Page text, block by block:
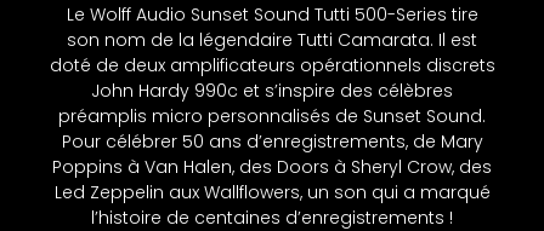
Le Wolff Audio Sunset Sound Tutti 500-Series tire
son nom de la légendaire Tutti Camarata. Il est
doté de deux amplificateurs opérationnels discrets
John Hardy 990c et s’inspire des célèbres
préamplis micro personnalisés de Sunset Sound.
Pour célébrer 50 ans d’enregistrements, de Mary
Poppins à Van Halen, des Doors à Sheryl Crow, des
Led Zeppelin aux Wallflowers, un son qui a marqué
l’histoire de centaines d’enregistrements !